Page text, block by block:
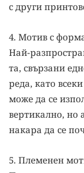
с други
4. Мотив с
Най-
та, свързани
реда, като
може да се
вертикално, но
накара да се
5. Племенен